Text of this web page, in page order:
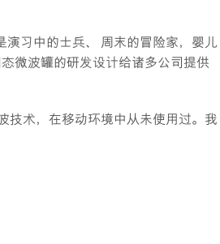
习中的士兵、 周末的冒险家，婴儿
微波罐的研发设计给诸多公司提供
技术，在移动环境中从未使用过。我